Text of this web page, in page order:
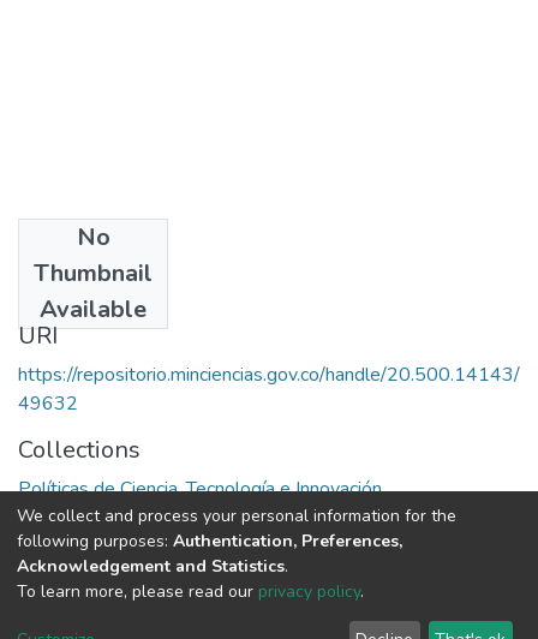
No
Thumbnail
Available
1990
URI
https://repositorio.minciencias.gov.co/handle/20.500.14143/
49632
Collections
Políticas de Ciencia, Tecnología e Innovación
Full item page
DSpace software copyright © 2002-2026
Cookie End User Send
We collect and process your personal information for the
following purposes: Authentication, Preferences,
Acknowledgement and Statistics.
To learn more, please read our privacy policy.